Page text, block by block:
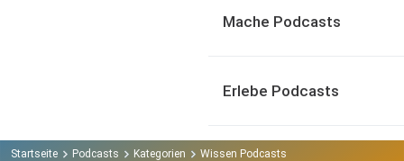
Mache Podcasts
Erlebe Podcasts
Startseite Podcasts Kategorien Wissen Podcasts